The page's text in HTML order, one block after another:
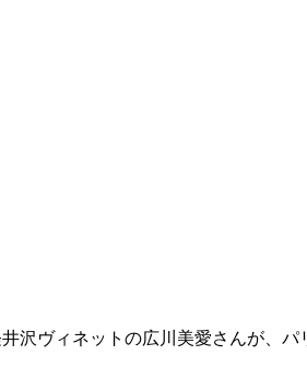
沢ヴィネットの広川美愛さんが、パ